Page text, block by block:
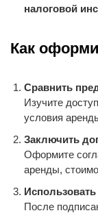
налоговой
Как
Сравнить
Изучите
условия
Заключить
Оформите
аренды,
После